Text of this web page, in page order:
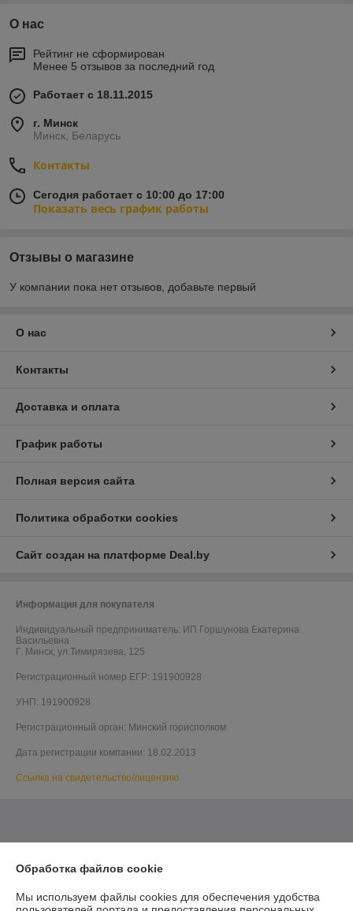
О нас
Рейтинг не сформирован
Менее 5 отзывов за последний год
Работает с 18.11.2015
г. Минск
Минск, Беларусь
Контакты
Сегодня работает с 10:00 до 17:00
Показать весь график работы
Отзывы о магазине
У компании пока нет отзывов, добавьте первый
О нас
Контакты
Доставка и оплата
График работы
Полная версия сайта
Политика обработки cookies
Сайт создан на платформе Deal.by
Информация для покупателя
Индивидуальный предприниматель: ИП Горшунова Екатерина
Васильевна
Г. Минск, ул.Тимирязева, 125
Регистрационный номер ЕГР: 191900928
УНП: 191900928
Регистрационный орган: Минский горисполком
Дата регистрации компании: 18.02.2013
Ссылка на свидетельство/лицензию
Обработка файлов cookie
Мы используем файлы cookies для обеспечения удобства